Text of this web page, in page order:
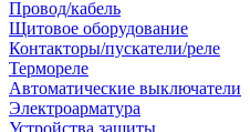
Провод/кабель
Щитовое оборудование
Контакторы/пускатели/реле
Термореле
Автоматические выключатели
Электроарматура
Устройства защиты